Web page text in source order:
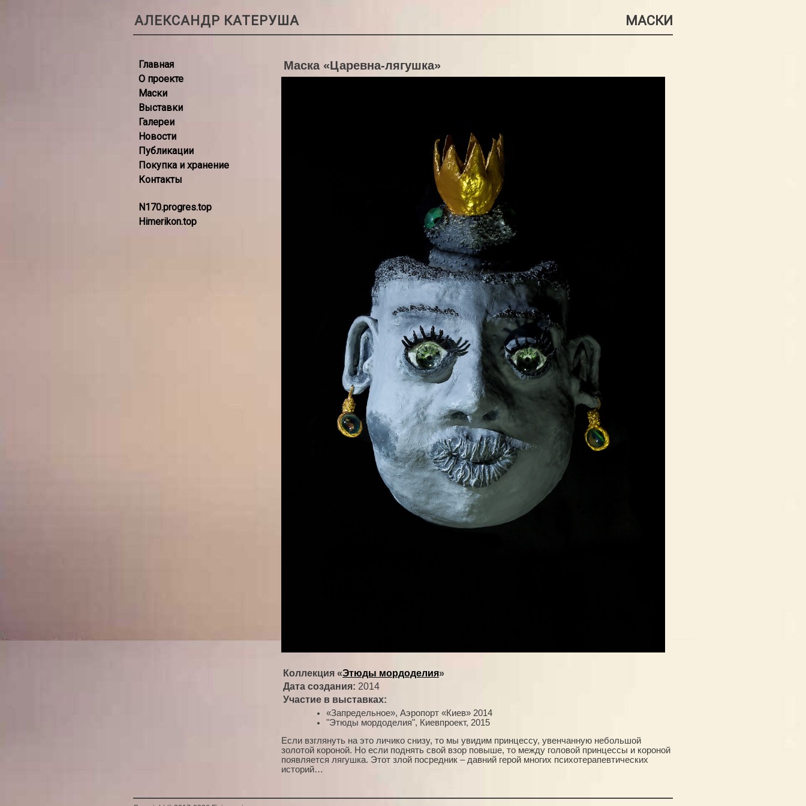
АЛЕКСАНДР КАТЕРУША МАСКИ
Главная
О проекте
Маски
Выставки
Галереи
Новости
Публикации
Покупка и хранение
Контакты
N170.progres.top
Himerikon.top
Маска «Царевна-лягушка»
Коллекция «Этюды мордоделия»
Дата создания: 2014
Участие в выставках:
«Запредельное», Аэропорт «Киев» 2014
"Этюды мордоделия", Киевпроект, 2015
Если взглянуть на это личико снизу, то мы увидим принцессу, увенчанную небольшой
золотой короной. Но если поднять свой взор повыше, то между головой принцессы и короной
появляется лягушка. Этот злой посредник – давний герой многих психотерапевтических
историй…